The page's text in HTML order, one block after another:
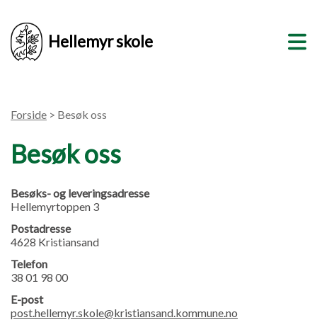
Hellemyr skole
Forside > Besøk oss
Besøk oss
Besøks- og leveringsadresse
Hellemyrtoppen 3
Postadresse
4628 Kristiansand
Telefon
38 01 98 00
E-post
post.hellemyr.skole@kristiansand.kommune.no